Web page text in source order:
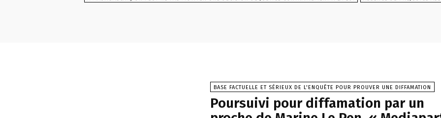
BASE FACTUELLE ET SÉRIEUX DE L'ENQUÊTE POUR PROUVER UNE DIFFAMATION
Poursuivi pour diffamation par un